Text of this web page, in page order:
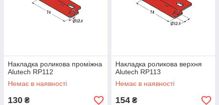
Накладка роликова проміжна
Alutech RP112
Немає в наявності
130 ₴
Накладка роликова верхня
Alutech RP113
Немає в наявності
154 ₴